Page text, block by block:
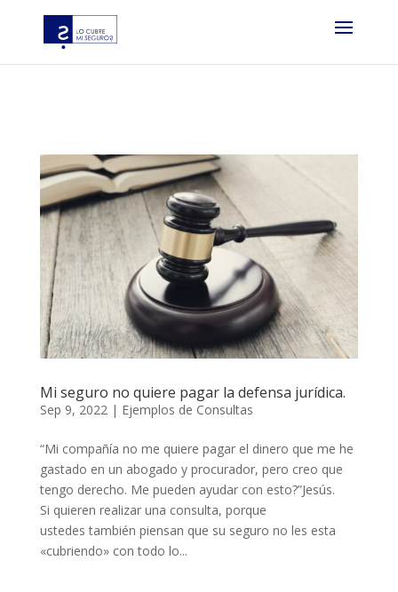
gtm4wp_the_gtm_tag(); } ?
Mi seguro no quiere pagar la defensa jurídica.
Sep 9, 2022| Ejemplos de Consultas
“Mi compañía no me quiere pagar el dinero que me he
gastado en un abogado y procurador, pero creo que
tengo derecho. Me pueden ayudar con esto?”Jesús.
Si quieren realizar una consulta, porque
ustedes también piensan que su seguro no les esta
«cubriendo» con todo lo...